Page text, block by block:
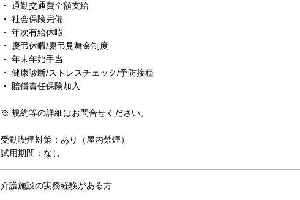
・ 通勤交通費全額支給
・ 社会保険完備
・ 年次有給休暇
・ 慶弔休暇/慶弔見舞金制度
・ 年末年始手当
・ 健康診断/ストレスチェック/予防接種
・ 賠償責任保険加入
※ 規約等の詳細はお問合せください。
受動喫煙対策：あり（屋内禁煙）
試用期間：なし
介護施設の実務経験がある方